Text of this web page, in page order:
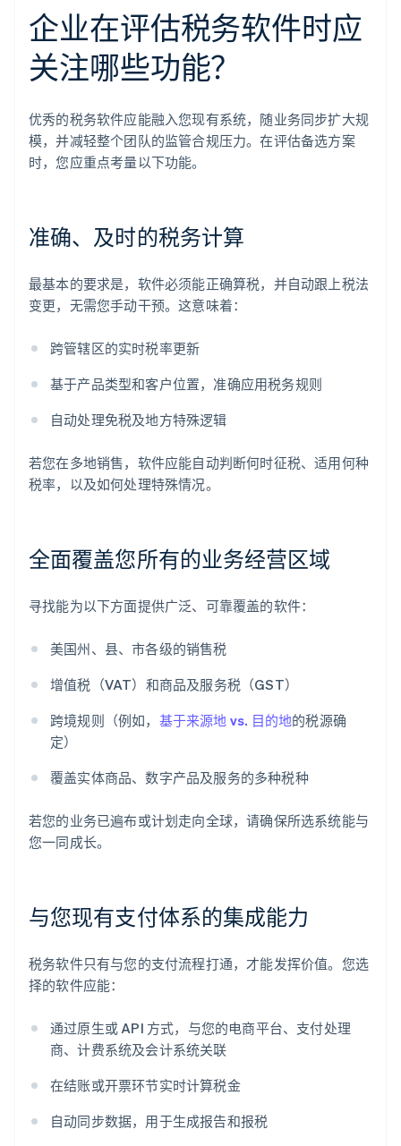
企业在评估税务软件时应
关注哪些功能？
优秀的税务软件应能融入您现有系统，随业务同步扩大规
模，并减轻整个团队的监管合规压力。在评估备选方案
时，您应重点考量以下功能。
准确、及时的税务计算
最基本的要求是，软件必须能正确算税，并自动跟上税法
变更，无需您手动干预。这意味着：
跨管辖区的实时税率更新
基于产品类型和客户位置，准确应用税务规则
自动处理免税及地方特殊逻辑
若您在多地销售，软件应能自动判断何时征税、适用何种
税率，以及如何处理特殊情况。
全面覆盖您所有的业务经营区域
寻找能为以下方面提供广泛、可靠覆盖的软件：
美国州、县、市各级的销售税
增值税（VAT）和商品及服务税（GST）
跨境规则（例如， 基于来源地 vs. 目的地的税源确
定）
覆盖实体商品、数字产品及服务的多种税种
若您的业务已遍布或计划走向全球，请确保所选系统能与
您一同成长。
与您现有支付体系的集成能力
税务软件只有与您的支付流程打通，才能发挥价值。您选
择的软件应能：
通过原生或 API 方式，与您的电商平台、支付处理
商、计费系统及会计系统关联
在结账或开票环节实时计算税金
自动同步数据，用于生成报告和报税